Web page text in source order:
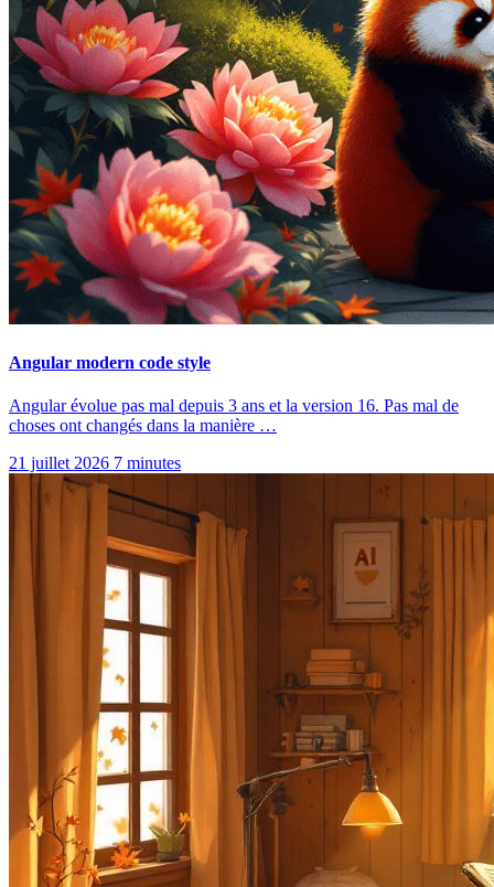
Angular modern code style
Angular évolue pas mal depuis 3 ans et la version 16. Pas mal de
choses ont changés dans la manière …
21 juillet 2026 7 minutes